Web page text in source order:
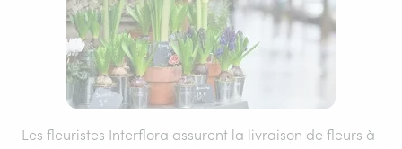
Les fleuristes Interflora assurent la livraison de fleurs à